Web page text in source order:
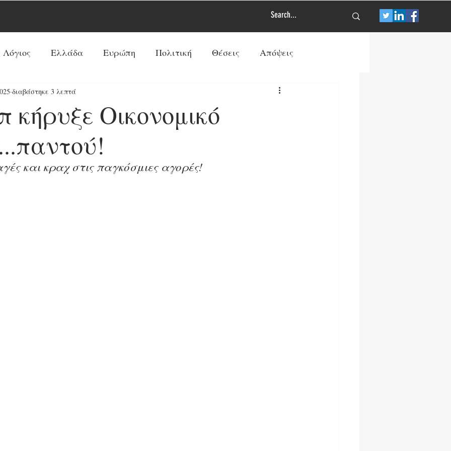
Ελλάδα Ευρώπη Πολιτική Θέσεις Απόψεις
Νέα Τάξη Πραγμάτων Πολιτισμός
Ρεπορτάζ Κόσμος Αντί-Νέα Τάξη Πραγμάτων
Κοινωνία Παπισμός-Προτεσταντισμός
Οικονομικό
διαβάστηκε 3 λεπτά
και κραχ στις παγκόσμιες αγορές!